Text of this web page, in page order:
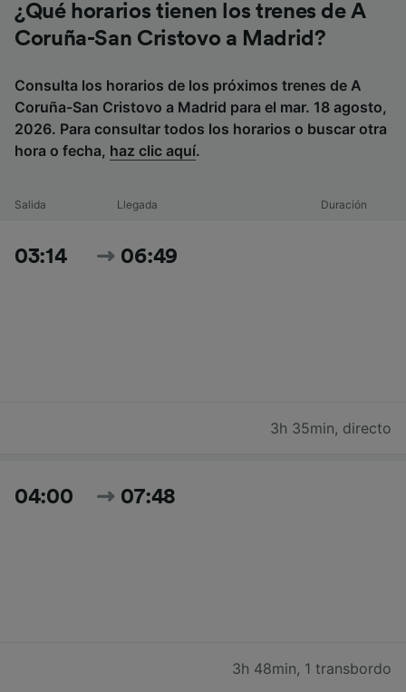
¿Qué horarios tienen los trenes de A
Coruña-San Cristovo a Madrid?
Consulta los horarios de los próximos trenes de A
Coruña-San Cristovo a Madrid para el mar. 18 agosto,
2026. Para consultar todos los horarios o buscar otra
hora o fecha, haz clic aquí.
Salida Llegada Duración
03:14 06:49
3h 35min, directo
04:00 07:48
3h 48min, 1 transbordo